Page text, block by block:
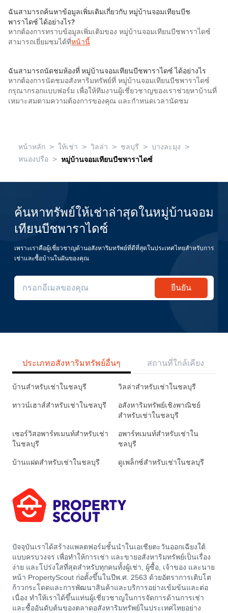
ฉันสามารถค้นหาข้อมูลเพิ่มเติมเกี่ยวกับ หมู่บ้านจอมเทียนบีช
พาราไดซ์ ได้อย่างไร?
หากต้องการทราบข้อมูลเพิ่มเติมของ หมู่บ้านจอมเทียนบีชพาราไดซ์
สามารถเยี่ยมชมได้ที่หน้านี้
ฉันสามารถนัดชมห้องที่ หมู่บ้านจอมเทียนบีชพาราไดซ์ ได้อย่างไร
หากต้องการนัดชมอสังหาริมทรัพย์ที่ หมู่บ้านจอมเทียนบีชพาราไดซ์
กรุณากรอกแบบฟอร์ม เพื่อให้ทีมงานผู้เชี่ยวชาญของเราช่วยหาบ้านที่
เหมาะสมตามความต้องการของคุณ และกำหนดเวลานัดชม
หน้าหลัก > ให้เช่า > วิลล่า > ชลบุรี > บางละมุง >
หนองปรือ > หมู่บ้านจอมเทียนบีชพาราไดซ์
ค้นหาทรัพย์ให้เช่าล่าสุดในหมู่บ้านจอม
เทียนบีชพาราไดซ์
เพราะเราคือผู้เชี่ยวชาญด้านอสังหาริมทรัพย์ที่ดีที่สุดในประเทศไทยสำหรับการ
เช่าและซื้อบ้านในฝันของคุณ
ยืนยัน
ประเภทอสังหาริมทรัพย์อื่นๆ สถานที่ใกล้เคียง
บ้านสำหรับเช่าในชลบุรี วิลล่าสำหรับเช่าในชลบุรี
ทาวน์เฮาส์สำหรับเช่าในชลบุรี
อสังหาริมทรัพย์เชิงพาณิชย์
สำหรับเช่าในชลบุรี
เซอร์วิสอพาร์ทเมนท์สำหรับเช่า
ในชลบุรี
อพาร์ทเมนท์สำหรับเช่าใน
ชลบุรี
บ้านแฝดสำหรับเช่าในชลบุรี ดูเพล็กซ์สำหรับเช่าในชลบุรี
ปัจจุบันเราได้สร้างแพลตฟอร์มชั้นนำในเอเชียตะวันออกเฉียงใต้
แบบครบวงจร เพื่อทำให้การเช่า และขายอสังหาริมทรัพย์เป็นเรื่อง
ง่าย และโปร่งใสที่สุดสำหรับทุกคนทั้งผู้เช่า, ผู้ซื้อ, เจ้าของ และนาย
หน้า PropertyScout ก่อตั้งขึ้นในปีพ.ศ. 2563 ด้วยอัตราการเติบโต
ก้าวกระโดดและการพัฒนาสินค้าและบริการอย่างเข้มข้นและต่อ
เนื่อง ทำให้เราได้ขึ้นแท่นผู้เชี่ยวชาญในการจัดการด้านการเช่า
และซื้ออันดับต้นของตลาดอสังหาริมทรัพย์ในประเทศไทยอย่าง